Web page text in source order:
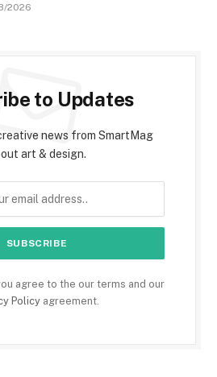
2026
to Updates
news from SmartMag
art & design.
agree to the our terms and our
Policyagreement.